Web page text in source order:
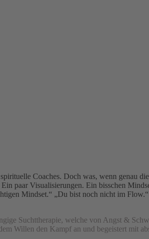
Coaches. Doch was, wenn genau
paar Visualisierungen. Ein bisschen
Mindset.“ „Du bist noch nicht im
Suchttherapie, welche von Angst &
Willen den Kampf an und begeistert mit